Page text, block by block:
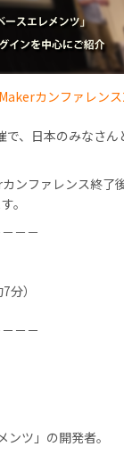
カンファレン
、日本のみなさ
ンファレンス終了
。
－－
分）
－－
ツ」の開発者。